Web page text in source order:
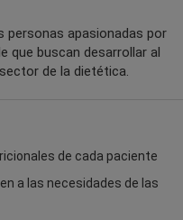
personas apasionadas por
que buscan desarrollar al
de la dietética.
de cada paciente
a las necesidades de las